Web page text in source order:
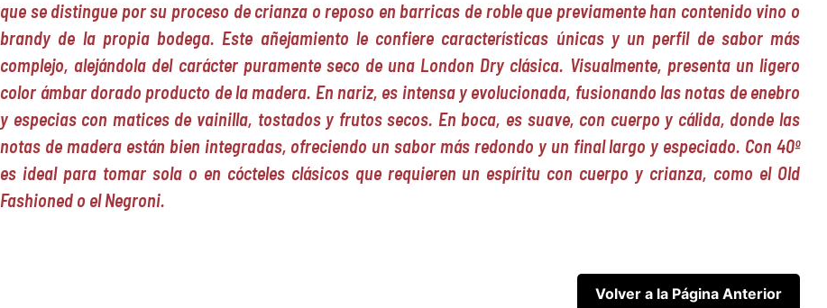
que se distingue por su proceso de crianza o reposo en barricas de roble que previamente han contenido vino o
brandy de la propia bodega. Este añejamiento le confiere características únicas y un perfil de sabor más
complejo, alejándola del carácter puramente seco de una London Dry clásica. Visualmente, presenta un ligero
color ámbar dorado producto de la madera. En nariz, es intensa y evolucionada, fusionando las notas de enebro
y especias con matices de vainilla, tostados y frutos secos. En boca, es suave, con cuerpo y cálida, donde las
notas de madera están bien integradas, ofreciendo un sabor más redondo y un final largo y especiado. Con 40º
es ideal para tomar sola o en cócteles clásicos que requieren un espíritu con cuerpo y crianza, como el Old
Fashioned o el Negroni.